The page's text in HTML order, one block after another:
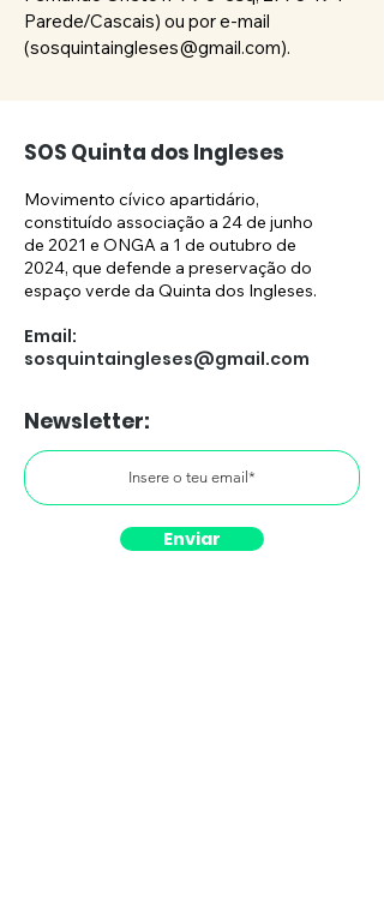
Parede/Cascais) ou por e-mail
(sosquintaingleses@gmail.com).
SOS Quinta dos Ingleses
Movimento cívico apartidário,
constituído associação a 24 de junho
de 2021 e ONGA a 1 de outubro de
2024, que defende a preservação do
espaço verde da Quinta dos Ingleses.
Email:
sosquintaingleses@gmail.com
Newsletter:
Enviar